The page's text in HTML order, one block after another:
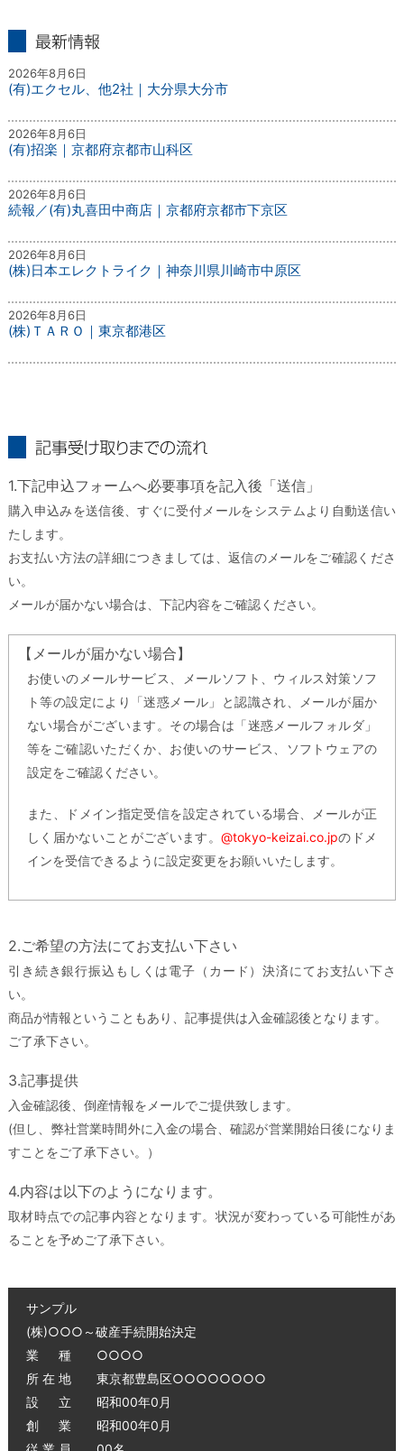
2026年8月6日
(有)エクセル、他2社｜大分県大分市
2026年8月6日
(有)招楽｜京都府京都市山科区
2026年8月6日
続報／(有)丸喜田中商店｜京都府京都市下京区
2026年8月6日
(株)日本エレクトライク｜神奈川県川崎市中原区
2026年8月6日
(株)ＴＡＲＯ｜東京都港区
1.下記申込フォームへ必要事項を記入後「送信」
購入申込みを送信後、すぐに受付メールをシステムより自動送信い
たします。
お支払い方法の詳細につきましては、返信のメールをご確認くださ
い。
メールが届かない場合は、下記内容をご確認ください。
【メールが届かない場合】
お使いのメールサービス、メールソフト、ウィルス対策ソフ
ト等の設定により「迷惑メール」と認識され、メールが届か
ない場合がございます。その場合は「迷惑メールフォルダ」
等をご確認いただくか、お使いのサービス、ソフトウェアの
設定をご確認ください。
また、ドメイン指定受信を設定されている場合、メールが正
しく届かないことがございます。@tokyo-keizai.co.jpのドメ
インを受信できるように設定変更をお願いいたします。
2.ご希望の方法にてお支払い下さい
引き続き銀行振込もしくは電子（カード）決済にてお支払い下さ
い。
商品が情報ということもあり、記事提供は入金確認後となります。
ご了承下さい。
3.記事提供
入金確認後、倒産情報をメールでご提供致します。
(但し、弊社営業時間外に入金の場合、確認が営業開始日後になりま
すことをご了承下さい。）
4.内容は以下のようになります。
取材時点での記事内容となります。状況が変わっている可能性があ
ることを予めご了承下さい。
サンプル
(株)○○○～破産手続開始決定
業 種 ○○○○
所 在 地 東京都豊島区○○○○○○○○
設 立 昭和00年0月
創 業 昭和00年0月